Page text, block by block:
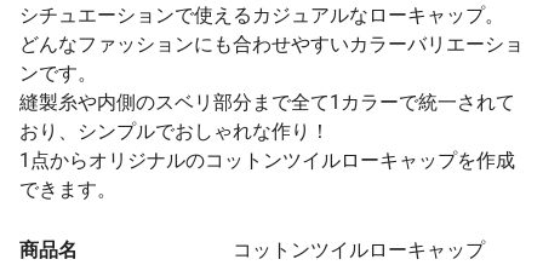
シチュエーションで使えるカジュアルなローキャップ。
どんなファッションにも合わせやすいカラーバリエーショ
ンです。
縫製糸や内側のスベリ部分まで全て1カラーで統一されて
おり、シンプルでおしゃれな作り！
1点からオリジナルのコットンツイルローキャップを作成
できます。
商品名
コットンツイルローキャップ